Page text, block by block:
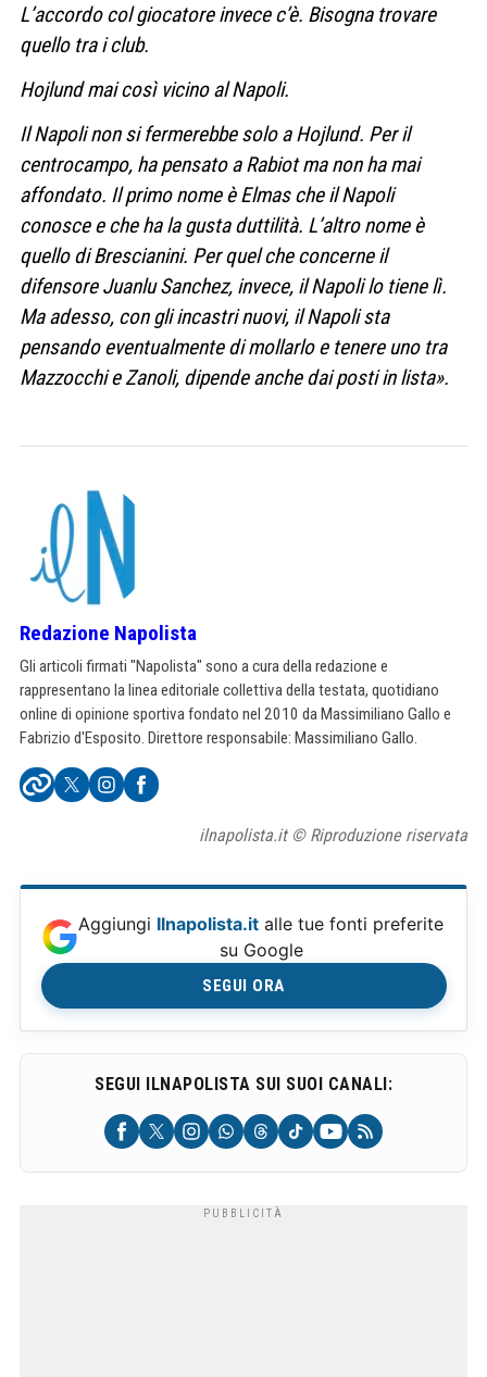
L’accordo col giocatore invece c’è. Bisogna trovare
quello tra i club.
Hojlund mai così vicino al Napoli.
Il Napoli non si fermerebbe solo a Hojlund. Per il
centrocampo, ha pensato a Rabiot ma non ha mai
affondato. Il primo nome è Elmas che il Napoli
conosce e che ha la gusta duttilità. L’altro nome è
quello di Brescianini. Per quel che concerne il
difensore Juanlu Sanchez, invece, il Napoli lo tiene lì.
Ma adesso, con gli incastri nuovi, il Napoli sta
pensando eventualmente di mollarlo e tenere uno tra
Mazzocchi e Zanoli, dipende anche dai posti in lista».
Redazione Napolista
Gli articoli firmati "Napolista" sono a cura della redazione e
rappresentano la linea editoriale collettiva della testata, quotidiano
online di opinione sportiva fondato nel 2010 da Massimiliano Gallo e
Fabrizio d'Esposito. Direttore responsabile: Massimiliano Gallo.
ilnapolista.it © Riproduzione riservata
Aggiungi Ilnapolista.it alle tue fonti preferite
su Google
SEGUI ORA
SEGUI ILNAPOLISTA SUI SUOI CANALI: